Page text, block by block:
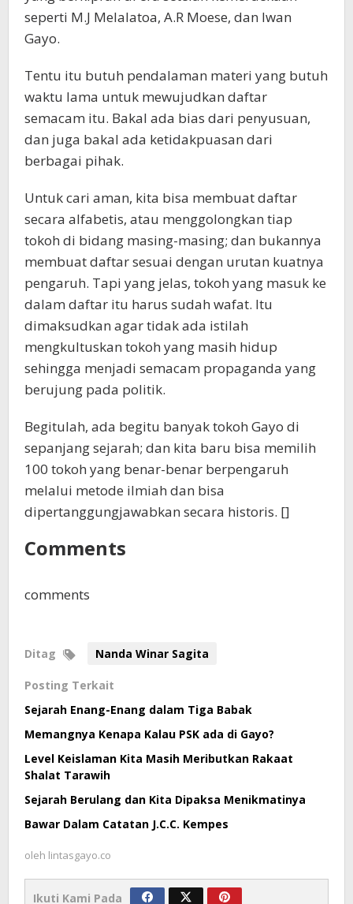
seperti M.J Melalatoa, A.R Moese, dan Iwan
Gayo.
Tentu itu butuh pendalaman materi yang butuh
waktu lama untuk mewujudkan daftar
semacam itu. Bakal ada bias dari penyusuan,
dan juga bakal ada ketidakpuasan dari
berbagai pihak.
Untuk cari aman, kita bisa membuat daftar
secara alfabetis, atau menggolongkan tiap
tokoh di bidang masing-masing; dan bukannya
membuat daftar sesuai dengan urutan kuatnya
pengaruh. Tapi yang jelas, tokoh yang masuk ke
dalam daftar itu harus sudah wafat. Itu
dimaksudkan agar tidak ada istilah
mengkultuskan tokoh yang masih hidup
sehingga menjadi semacam propaganda yang
berujung pada politik.
Begitulah, ada begitu banyak tokoh Gayo di
sepanjang sejarah; dan kita baru bisa memilih
100 tokoh yang benar-benar berpengaruh
melalui metode ilmiah dan bisa
dipertanggungjawabkan secara historis. []
Comments
comments
Ditag Nanda Winar Sagita
Posting Terkait
Sejarah Enang-Enang dalam Tiga Babak
Memangnya Kenapa Kalau PSK ada di Gayo?
Level Keislaman Kita Masih Meributkan Rakaat
Shalat Tarawih
Sejarah Berulang dan Kita Dipaksa Menikmatinya
Bawar Dalam Catatan J.C.C. Kempes
oleh lintasgayo.co
Ikuti Kami Pada